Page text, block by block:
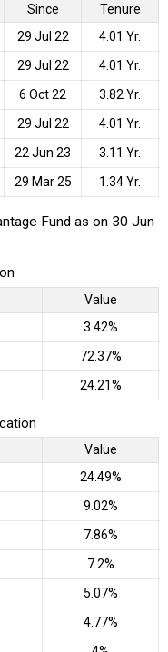
Since
Tenure
29 Jul 22
4.01 Yr.
29 Jul 22
4.01 Yr.
6 Oct 22
3.82 Yr.
29 Jul 22
4.01 Yr.
22 Jun 23
3.11 Yr.
29 Mar 25 1.34 Yr.
Fund as on 30 Jun
Value
3.42%
72.37%
24.21%
Value
24.49%
9.02%
7.86%
7.2%
5.07%
4.77%